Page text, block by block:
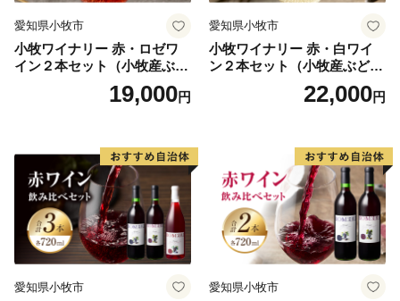
愛知県小牧市
小牧ワイナリー 赤・ロゼワ
イン２本セット（小牧産ぶど
19,000円
愛知県小牧市
小牧ワイナリー 赤・白ワイ
ン２本セット（小牧産ぶどう
22,000円
愛知県小牧市 愛知県小牧市